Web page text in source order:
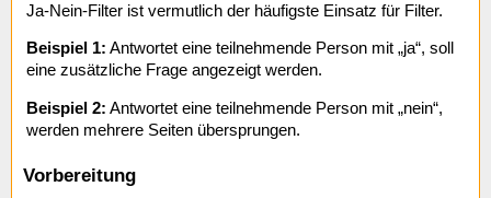
Ja-Nein-Filter ist vermutlich der häufigste Einsatz für Filter.
Beispiel 1: Antwortet eine teilnehmende Person mit „ja“, soll
eine zusätzliche Frage angezeigt werden.
Beispiel 2: Antwortet eine teilnehmende Person mit „nein“,
werden mehrere Seiten übersprungen.
Vorbereitung